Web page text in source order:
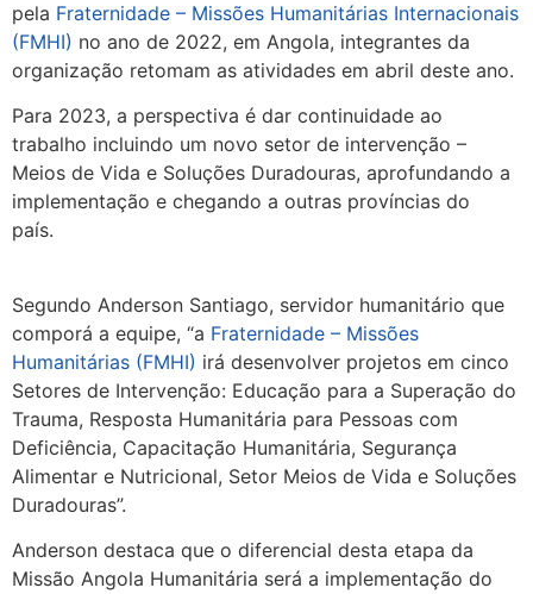
pela Fraternidade – Missões Humanitárias Internacionais
(FMHI) no ano de 2022, em Angola, integrantes da
organização retomam as atividades em abril deste ano.
Para 2023, a perspectiva é dar continuidade ao
trabalho incluindo um novo setor de intervenção –
Meios de Vida e Soluções Duradouras, aprofundando a
implementação e chegando a outras províncias do
país.
Segundo Anderson Santiago, servidor humanitário que
comporá a equipe, “a Fraternidade – Missões
Humanitárias (FMHI) irá desenvolver projetos em cinco
Setores de Intervenção: Educação para a Superação do
Trauma, Resposta Humanitária para Pessoas com
Deficiência, Capacitação Humanitária, Segurança
Alimentar e Nutricional, Setor Meios de Vida e Soluções
Duradouras”.
Anderson destaca que o diferencial desta etapa da
Missão Angola Humanitária será a implementação do